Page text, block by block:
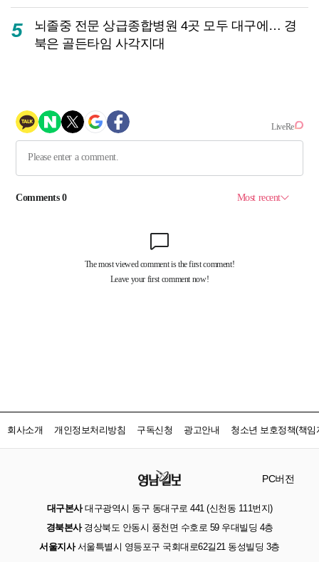
5
뇌졸중 전문 상급종합병원 4곳 모두 대구에… 경
북은 골든타임 사각지대
회사소개 개인정보처리방침 구독신청 광고안내 청소년 보호정책(책임
PC버전
대구본사대구광역시 동구 동대구로 441 (신천동 111번지)
경북본사경상북도 안동시 풍천면 수호로 59 우대빌딩 4층
서울지사서울특별시 영등포구 국회대로62길21 동성빌딩 3층